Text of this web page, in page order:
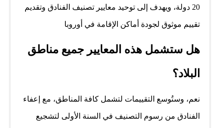
20 دولة، ويهدف إلى توحيد معايير تصنيف الفنادق وتقديم
تقييم موثوق لجودة أماكن الإقامة في أوروبا
هل ستشمل هذه المعايير جميع مناطق
البلاد؟
نعم، وستُوسع التقييمات لتشمل كافة المناطق، مع إعفاء
الفنادق من رسوم التصنيف في السنة الأولى لتشجيع